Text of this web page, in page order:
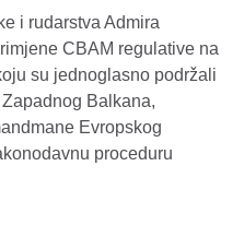
i rudarstva Admira
CBAM regulative na
su jednoglasno podržali
Balkana,
Evropskog
proceduru